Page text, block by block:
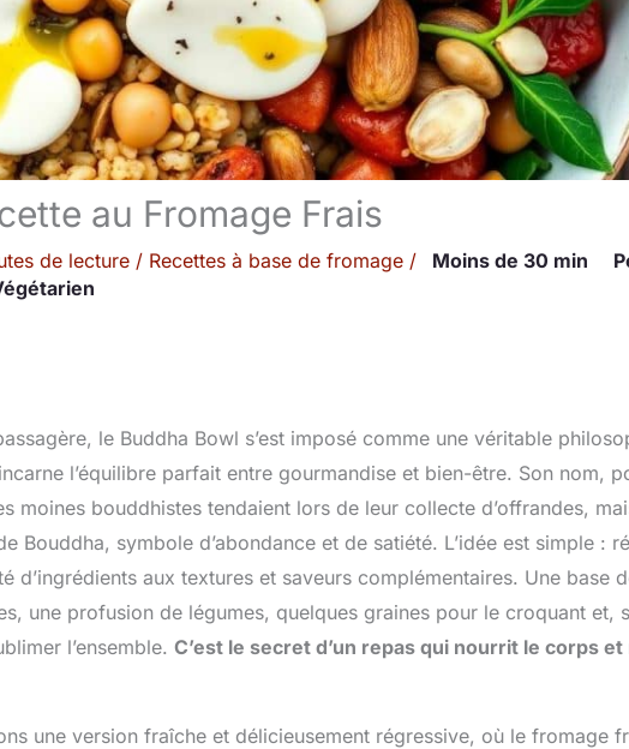
au Fromage Frais
de lecture / Recettes à base de fromage / Moins de 30 min
le Buddha Bowl s’est imposé comme une véritable
l’équilibre parfait entre gourmandise et bien-être. Son nom,
moines bouddhistes tendaient lors de leur collecte d’offrandes,
Bouddha, symbole d’abondance et de satiété. L’idée est simple :
d’ingrédients aux textures et saveurs complémentaires. Une base
une profusion de légumes, quelques graines pour le croquant et,
l’ensemble. C’est le secret d’un repas qui nourrit le corps
une version fraîche et délicieusement régressive, où le fromage